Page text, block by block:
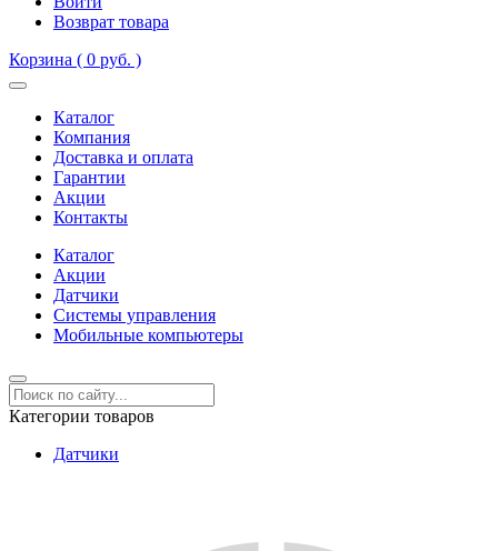
Возврат товара
Корзина ( 0 руб. )
Каталог
Компания
Доставка и оплата
Гарантии
Акции
Контакты
Каталог
Акции
Датчики
Системы управления
Мобильные компьютеры
Категории товаров
Датчики